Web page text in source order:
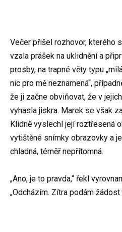
Večer přišel rozhovor, kterého
vzala prášek na uklidnění a
prosby, na trapné věty typu
nic pro mě neznamená“,
že ji začne obviňovat, že v
vyhasla jiskra. Marek se však
Klidně vyslechl její roztřesená
vytištěné snímky obrazovky a
chladná, téměř nepřítomná.
„Ano, je to pravda,“ řekl
„Odcházím. Zítra podám žádost